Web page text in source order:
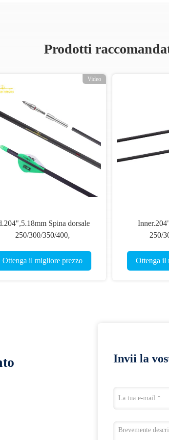
Prodotti
Video
Spina dorsale
250/300/350/400,
Ultra Caccia frecce assassina
Ottenga il migliore prezzo
250/
diametro
Ottenga il
Invii la